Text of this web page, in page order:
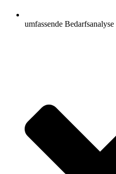
umfassende Bedarfsanalyse